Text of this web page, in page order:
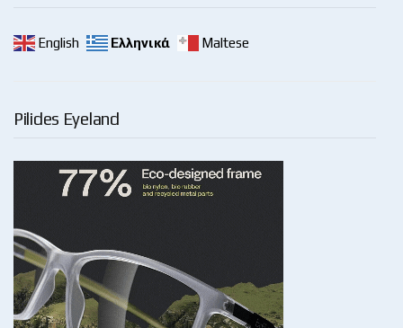
English Ελληνικά Maltese
Pilides Eyeland